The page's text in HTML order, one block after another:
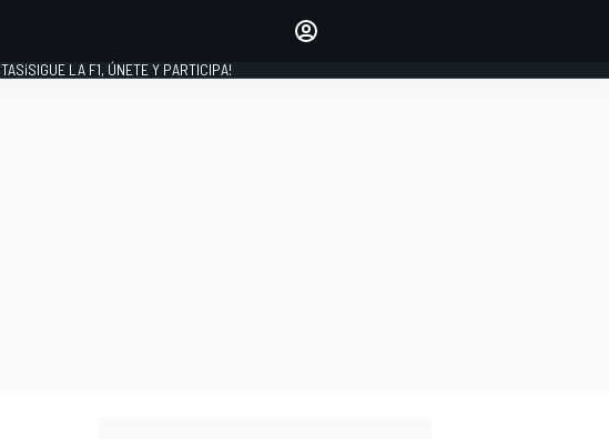
¡SIGUE LA F1, ÚNETE Y PARTICIPA!